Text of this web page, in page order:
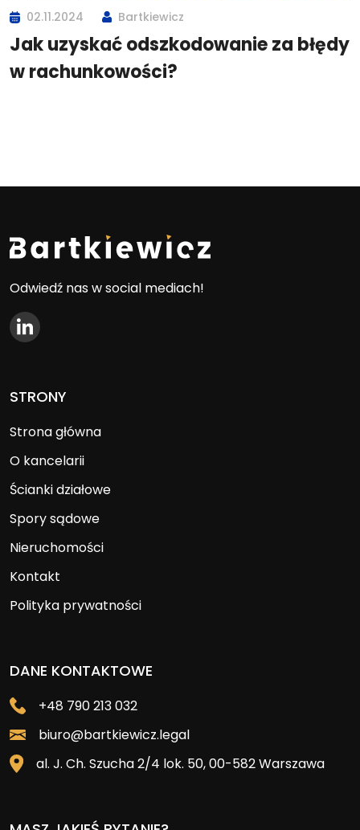
02.11.2024 Bartkiewicz
Jak uzyskać odszkodowanie za błędy
w rachunkowości?
Odwiedź nas w social mediach!
STRONY
Strona główna
O kancelarii
Ścianki działowe
Spory sądowe
Nieruchomości
Kontakt
Polityka prywatności
DANE KONTAKTOWE
+48 790 213 032
biuro@bartkiewicz.legal
al. J. Ch. Szucha 2/4 lok. 50, 00-582 Warszawa